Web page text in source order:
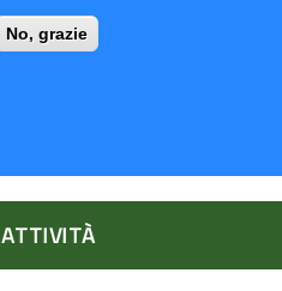
No, grazie
ATTIVITÀ